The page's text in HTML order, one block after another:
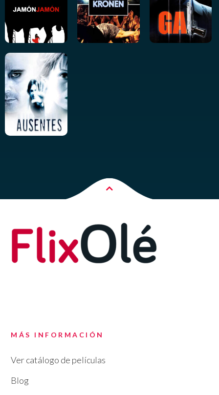
MÁS INFORMACIÓN
Ver catálogo de películas
Blog